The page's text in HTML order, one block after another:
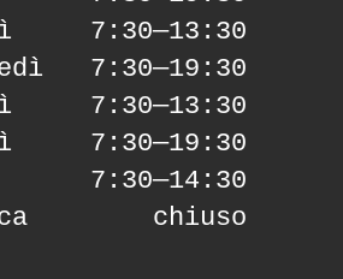
7:30—13:30
7:30—19:30
7:30—13:30
7:30—19:30
7:30—14:30
chiuso